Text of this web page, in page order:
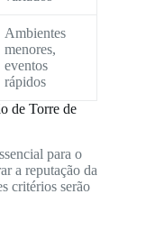
Ambientes
menores,
eventos
rápidos
de Torre de
para o
a reputação da
critérios serão